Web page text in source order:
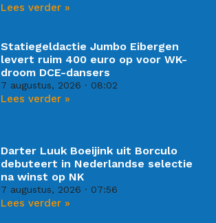
Lees verder »
Statiegeldactie Jumbo Eibergen
levert ruim 400 euro op voor WK-
droom DCE-dansers
7 augustus, 2026 08:02
Lees verder »
Darter Luuk Boeijink uit Borculo
debuteert in Nederlandse selectie
na winst op NK
7 augustus, 2026 07:56
Lees verder »